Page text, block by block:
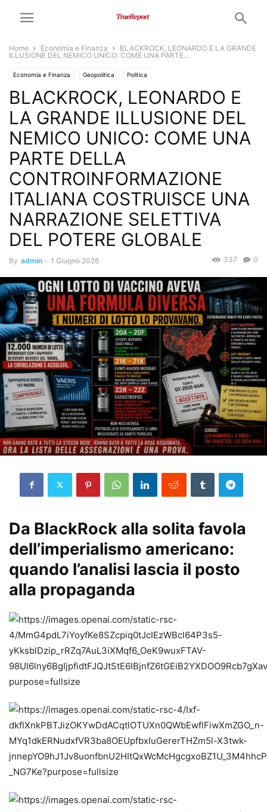
Home Economia e Finanza
BLACKROCK, LEONARDO E LA GRANDE
ILLUSIONE DEL NEMICO UNICO: COME UNA PARTE...
Economia e Finanza Geopolitica Politica
BLACKROCK, LEONARDO E
LA GRANDE ILLUSIONE DEL
NEMICO UNICO: COME UNA
PARTE DELLA
CONTROINFORMAZIONE
ITALIANA COSTRUISCE UNA
NARRAZIONE SELETTIVA
DEL POTERE GLOBALE
By admin - 1 Giugno 2026 0
337
Da BlackRock alla solita favola
dell’imperialismo americano:
quando l’analisi lascia il posto
alla propaganda